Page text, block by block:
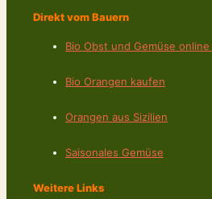
Direkt vom Bauern
Bio Obst und Gemüse
Bio Orangen kaufen
Orangen aus Sizilien
Saisonales Gemüse
Weitere Links